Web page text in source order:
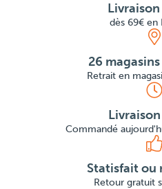
dès 69€ en
26
Retrait en
Commandé
Statisfait ou
Retour gratuit